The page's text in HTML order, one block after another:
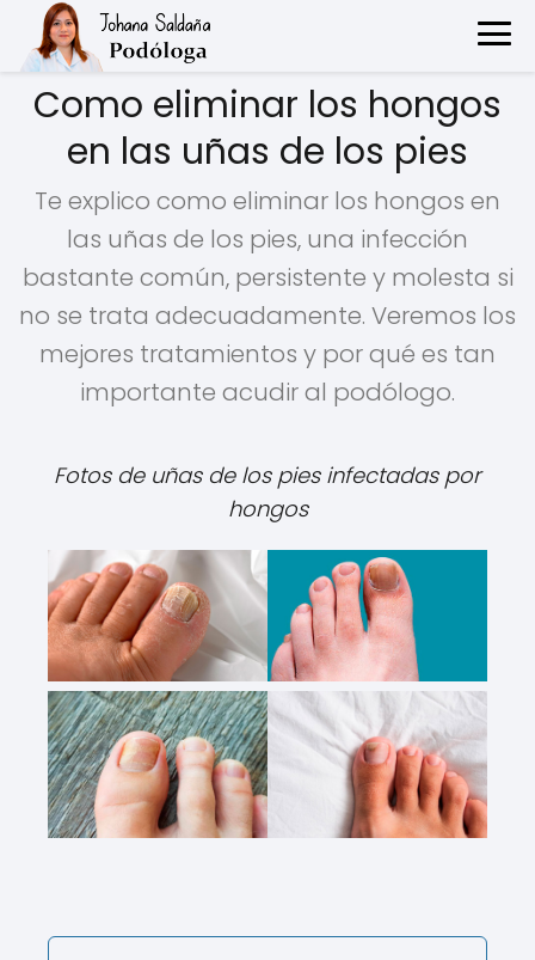
Como eliminar los hongos
en las uñas de los pies
Te explico como eliminar los hongos en
las uñas de los pies, una infección
bastante común, persistente y molesta si
no se trata adecuadamente. Veremos los
mejores tratamientos y por qué es tan
importante acudir al podólogo.
Fotos de uñas de los pies infectadas por
hongos